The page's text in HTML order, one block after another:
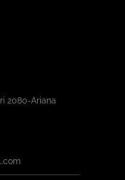
2080-Ariana